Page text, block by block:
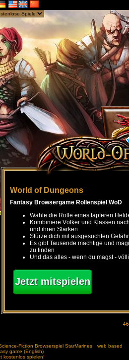
World of Dungeons
Fantasy Browsergame Rollenspiel WoD
Wähle die Rolle eines tapferen
Kombiniere Völker und Klassen
und ihren Stärken
Stürze dich mit ausgesuchten
Es gibt Tausende mächtige und
zu finden
Und das alles - wenn du magst -
Jetzt mitspielen
Fiction Browserspiel StarMarines
web based
game (English)
kostenlos spielen!